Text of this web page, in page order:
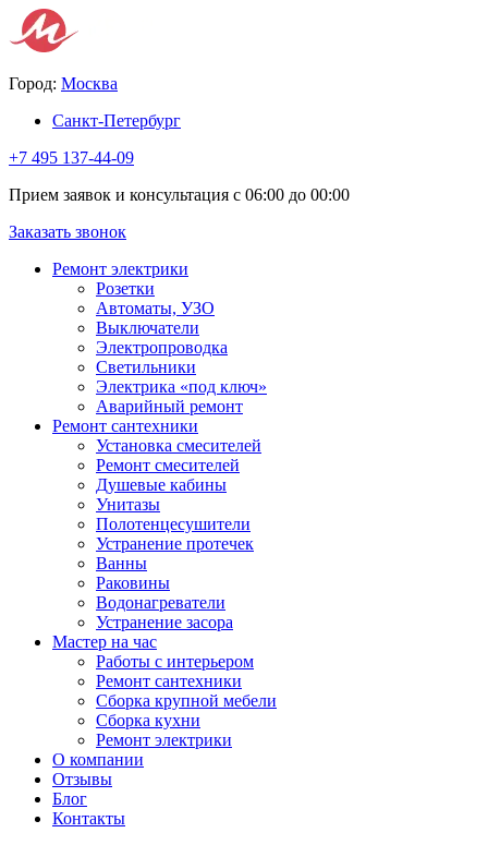
Город: Москва
Санкт-Петербург
+7 495 137-44-09
Прием заявок и консультация с 06:00 до 00:00
Заказать звонок
Ремонт электрики
Розетки
Автоматы, УЗО
Выключатели
Электропроводка
Светильники
Электрика «под ключ»
Аварийный ремонт
Ремонт сантехники
Установка смесителей
Ремонт смесителей
Душевые кабины
Унитазы
Полотенцесушители
Устранение протечек
Ванны
Раковины
Водонагреватели
Устранение засора
Мастер на час
Работы с интерьером
Ремонт сантехники
Сборка крупной мебели
Сборка кухни
Ремонт электрики
О компании
Отзывы
Блог
Контакты